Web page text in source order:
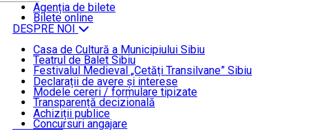
ȘTIRI
DESPRE NOI
INFORMAȚII DE INTERES PUBLIC
ANUNȚURI
CONTACT
Agenția de bilete
Bilete online
Casa de Cultură a Municipiului Sibiu
Teatrul de Balet Sibiu
Festivalul Medieval „Cetăți Transilvane” Sibiu
Funcționare
Declarații de avere și interese
Modele cereri / formulare tipizate
Transparență decizională
Achiziții publice
Concursuri angajare